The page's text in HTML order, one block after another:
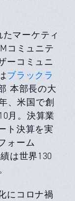
マーケティ
コミュニテ
ーコミュニ
ブラックラ
本部長の大
、米国で創
月。決算業
ト決算を実
ォーム
は世界130
にコロナ禍